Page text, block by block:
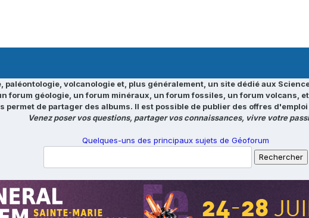
paléontologie, volcanologie et, plus généralement, un site dédié aux
géologie, un forum minéraux, un forum fossiles, un forum volcans,
de partager des albums. Il est possible de publier des offres
Venez poser vos questions, partager vos connaissances, vivre votre
Quelques-uns des principaux sujets de Géoforum